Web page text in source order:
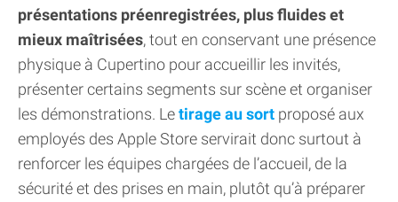
présentations préenregistrées, plus fluides et
mieux maîtrisées, tout en conservant une présence
physique à Cupertino pour accueillir les invités,
présenter certains segments sur scène et organiser
les démonstrations. Letirage au sort proposé aux
employés des Apple Store servirait donc surtout à
renforcer les équipes chargées de l’accueil, de la
sécurité et des prises en main, plutôt qu’à préparer